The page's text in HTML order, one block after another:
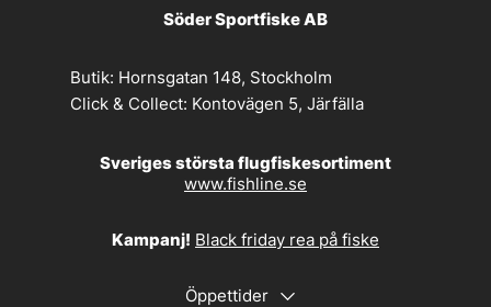
Söder Sportfiske AB
Butik: Hornsgatan 148, Stockholm
Click & Collect: Kontovägen 5, Järfälla
Sveriges största flugfiskesortiment
www.fishline.se
Kampanj! Black friday rea på fiske
Öppettider